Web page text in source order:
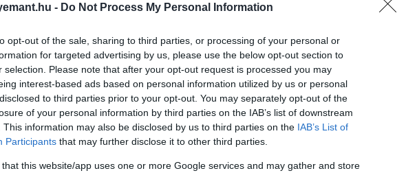
- Do Not Process My Personal Information
opt-out of the sale, sharing to third parties, or processing of your personal or
for targeted advertising by us, please use the below opt-out section to
selection. Please note that after your opt-out request is processed you may
interest-based ads based on personal information utilized by us or personal
to third parties prior to your opt-out. You may separately opt-out of the
of your personal information by third parties on the IAB’s list of downstream
This information may also be disclosed by us to third parties on the IAB’s List of
Participants that may further disclose it to other third parties.
that this website/app uses one or more Google services and may gather and store